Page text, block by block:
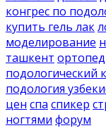
конгрес по
купить гель лак
моделирование
ташкент ортопед
подологический
подология
цен спа спикер
ногтями форум